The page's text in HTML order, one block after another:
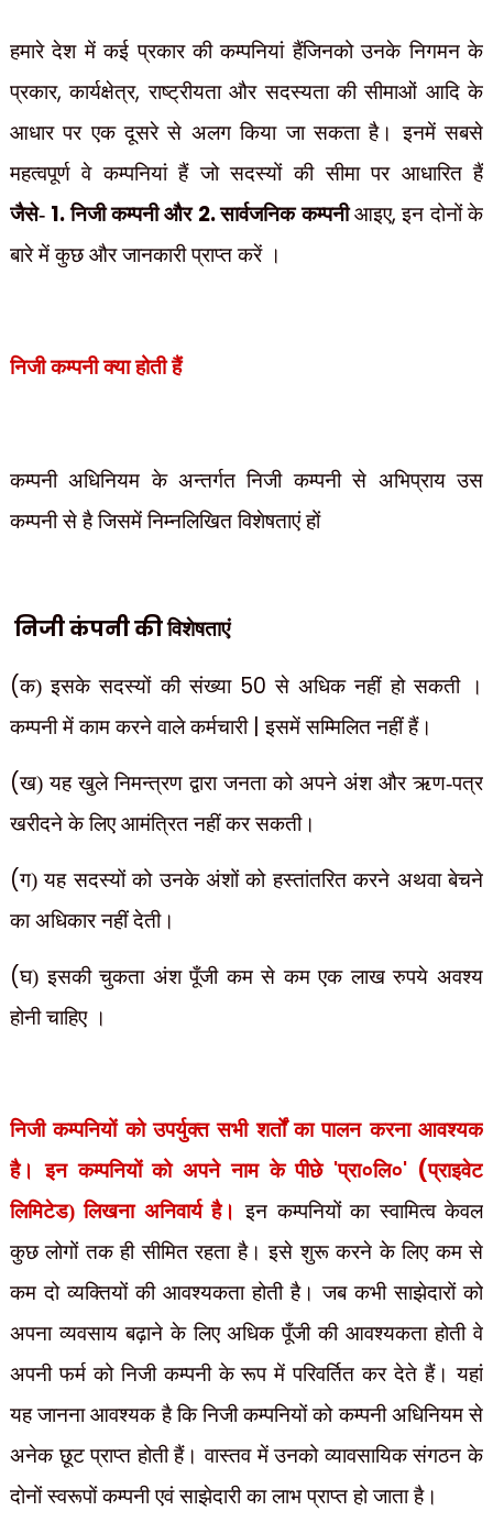
हमारे देश में कई प्रकार की कम्पनियां हैंजिनको उनके निगमन के
प्रकार,कार्यक्षेत्र,राष्ट्रीयता और सदस्यता की सीमाओं आदि के
आधार पर एक दूसरे से अलग किया जा सकता है। इनमें सबसे
महत्वपूर्ण वे कम्पनियां हैं जो सदस्यों की सीमा पर आधारित हैं
जैसे- 1.निजी कम्पनी और 2.सार्वजनिक कम्पनीआइए,इन दोनों के
बारे में कुछ और जानकारी प्राप्त करें ।
निजी कम्पनी क्या होती हैं
कम्पनी अधिनियम के अन्तर्गत निजी कम्पनी से अभिप्राय उस
कम्पनी से है जिसमें निम्नलिखितविशेषताएं हों
निजी कंपनी कीविशेषताएं
(क) इसके सदस्यों की संख्या 50 से अधिक नहीं हो सकती ।
कम्पनी में काम करने वाले कर्मचारी
|इसमें सम्मिलित नहीं हैं।
(ख) यह खुले निमन्त्रण द्वारा जनता को अपने अंश और ऋण-पत्र
खरीदने के लिए आमंत्रित नहीं कर सकती।
(ग) यह सदस्यों को उनके अंशों को हस्तांतरित करने अथवा बेचने
का अधिकार नहीं देती।
(घ) इसकी चुकता अंश पूँजी कम से कम एक लाख रुपये अवश्य
होनी चाहिए ।
निजी कम्पनियों को उपर्युक्त सभी शर्तों का पालन करना आवश्यक
है। इन कम्पनियों को अपने नाम के पीछे 'प्रा०लि०' (प्राइवेट
लिमिटेड) लिखना अनिवार्य है।इन कम्पनियों का स्वामित्व केवल
कुछ लोगों तक ही सीमित रहता है। इसे शुरू करने के लिए कम से
कम दो व्यक्तियों की आवश्यकता होती है। जब कभी साझेदारों को
अपना व्यवसाय बढ़ाने के लिए अधिक पूँजी की आवश्यकता होती वे
अपनी फर्म को निजी कम्पनी के रूप में परिवर्तित कर देते हैं। यहां
यह जानना आवश्यक है कि निजी कम्पनियों को कम्पनी अधिनियम से
अनेक छूट प्राप्त होती हैं। वास्तव में उनको व्यावसायिक संगठन के
दोनों स्वरूपों कम्पनी एवं साझेदारी का लाभ प्राप्त हो जाता है।